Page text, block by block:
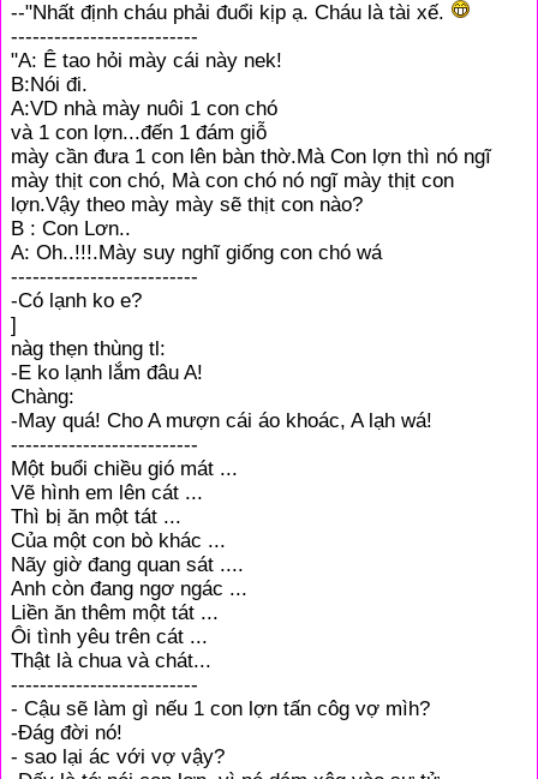
--"Nhất định cháu phải đuổi kịp ạ. Cháu là tài xế.
--------------------------
"A: Ê tao hỏi mày cái này nek!
B:Nói đi.
A:VD nhà mày nuôi 1 con chó
và 1 con lợn...đến 1 đám giỗ
mày cần đưa 1 con lên bàn thờ.Mà Con lợn thì nó ngĩ
mày thịt con chó, Mà con chó nó ngĩ mày thịt con
lợn.Vậy theo mày mày sẽ thịt con nào?
B : Con Lơn..
A: Oh..!!!.Mày suy nghĩ giống con chó wá
--------------------------
-Có lạnh ko e?
]
nàg thẹn thùng tl:
-E ko lạnh lắm đâu A!
Chàng:
-May quá! Cho A mượn cái áo khoác, A lạh wá!
--------------------------
Một buổi chiều gió mát ...
Vẽ hình em lên cát ...
Thì bị ăn một tát ...
Của một con bò khác ...
Nãy giờ đang quan sát ....
Anh còn đang ngơ ngác ...
Liền ăn thêm một tát ...
Ôi tình yêu trên cát ...
Thật là chua và chát...
--------------------------
- Cậu sẽ làm gì nếu 1 con lợn tấn côg vợ mìh?
-Đág đời nó!
- sao lại ác với vợ vậy?